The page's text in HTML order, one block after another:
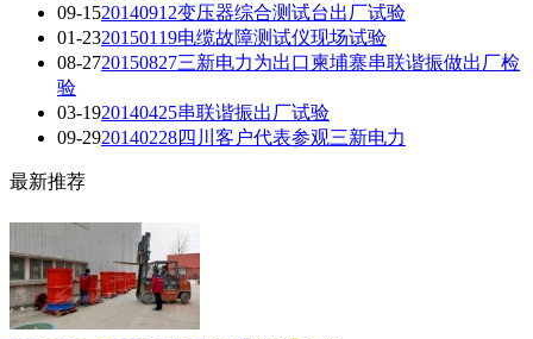
09-1520140912变压器综合测试台出厂试验
01-2320150119电缆故障测试仪现场试验
08-2720150827三新电力为出口柬埔寨串联谐振做出厂检
验
03-1920140425串联谐振出厂试验
09-2920140228四川客户代表参观三新电力
最新推荐